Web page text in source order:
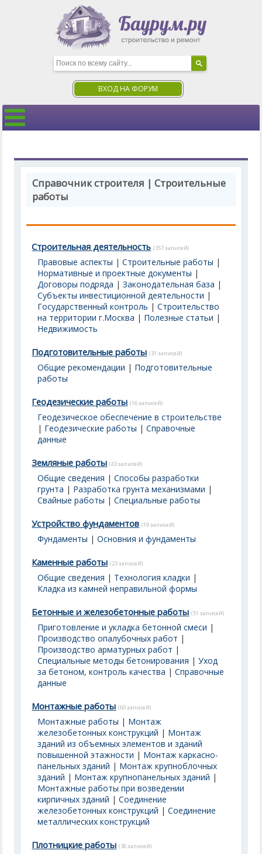
ВХОД НА ФОРУМ
Справочник строителя | Строительные
работы
Строительная деятельность (357 записей)
Правовые аспекты |Строительные работы |
Нормативные и проектные документы |
Договоры подряда |Законодательная база |
Субъекты инвестиционной деятельности |
Государственный контроль |Строительство
на территории г.Москва | Полезные статьи |
Недвижимость
Подготовительные работы (31 записей)
Общие рекомендации | Подготовительные
работы
Геодезические работы (16 записей)
Геодезическое обеспечение в строительстве
| Геодезические работы |Справочные
данные
Земляные работы (43 записей)
Общие сведения |Способы разработки
грунта | Разработка грунта механизмами |
Свайные работы |Специальные работы
Устройство фундаментов (19 записей)
Фундаменты |Основния и фундаменты
Каменные работы (23 записей)
Общие сведения | Технология кладки |
Кладка из камней неправильной формы
Бетонные и железобетонные работы (51 записей)
Приготовление и укладка бетонной смеси |
Производство опалубочных работ |
Производство арматурных работ |
Специальные методы бетонирования |Уход
за бетоном, контроль качества |Справочные
данные
Монтажные работы (60 записей)
Монтажные работы | Монтаж
железобетонных конструкций | Монтаж
зданий из объемных элементов и зданий
повышенной этажности | Монтаж каркасно-
панельных зданий | Монтаж крупноблочных
зданий | Монтаж крупнопанельных зданий |
Монтажные работы при возведении
кирпичных зданий |Соединение
железобетонных конструкций |Соединение
металлических конструкций
Плотницкие работы (38 записей)